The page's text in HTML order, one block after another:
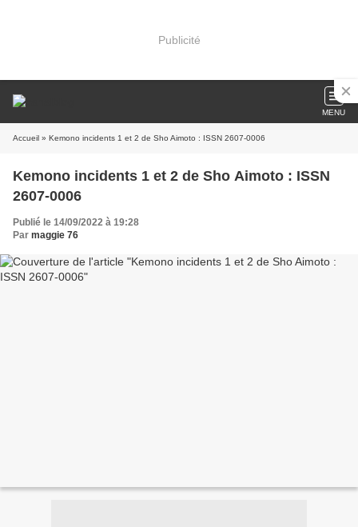
Publicité
MENU
Accueil » Kemono incidents 1 et 2 de Sho Aimoto : ISSN 2607-0006
Kemono incidents 1 et 2 de Sho Aimoto : ISSN
2607-0006
Publié le 14/09/2022 à 19:28
Par maggie 76